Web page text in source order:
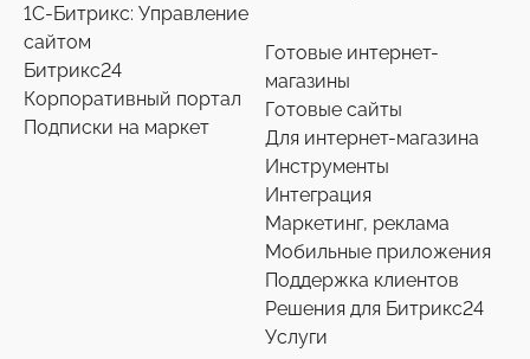
Услуги разработки
Настройки интеграций с маркетплайсами
Экспертиза производительности
Переход на старшие редакции8
1С-Битрикс: Управление
сайтом
Битрикс24
Корпоративный портал
Подписки на маркет
Готовые интернет-
магазины
Готовые сайты
Для интернет-магазина
Инструменты
Интеграция
Маркетинг, реклама
Мобильные приложения
Поддержка клиентов
Решения для Битрикс24
Услуги